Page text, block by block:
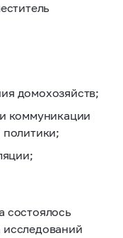
домохозяйств;
коммуникации
состоялось